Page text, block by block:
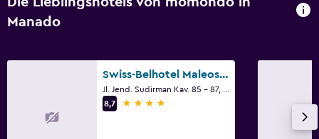
Manado
Swiss-Belhotel Maleosan Manado
8,7
4 Sterne